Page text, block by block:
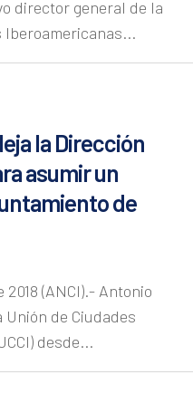
director general de la
Iberoamericanas...
la Dirección
asumir un
de
(ANCI).- Antonio
de Ciudades
desde...